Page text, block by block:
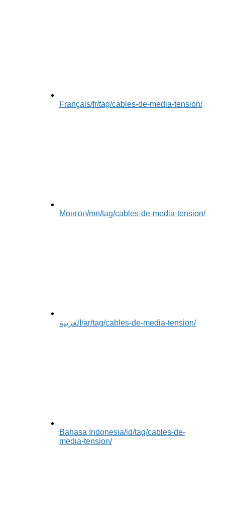
Français/fr/tag/cables-de-media-tension/
Монгол/mn/tag/cables-de-media-tension/
العربية /ar/tag/cables-de-media-tension/
Bahasa Indonesia/id/tag/cables-de-
media-tension/